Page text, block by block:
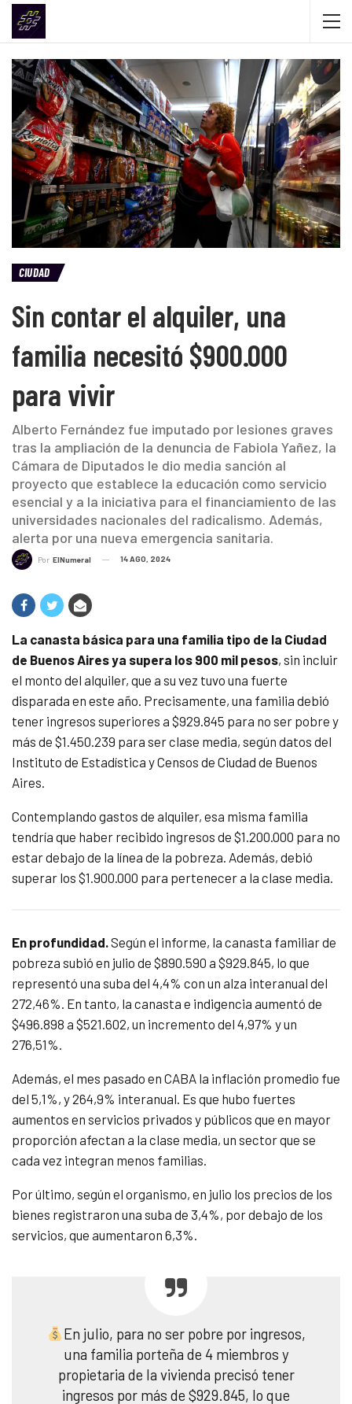
CIUDAD
Sin contar el alquiler, una
familia necesitó $900.000
para vivir
Alberto Fernández fue imputado por lesiones graves
tras la ampliación de la denuncia de Fabiola Yañez, la
Cámara de Diputados le dio media sanción al
proyecto que establece la educación como servicio
esencial y a la iniciativa para el financiamiento de las
universidades nacionales del radicalismo. Además,
alerta por una nueva emergencia sanitaria.
Por ElNumeral 14 AGO, 2024
La canasta básica para una familia tipo de la Ciudad
de Buenos Aires ya supera los 900 mil pesos, sin incluir
el monto del alquiler, que a su vez tuvo una fuerte
disparada en este año. Precisamente, una familia debió
tener ingresos superiores a $929.845 para no ser pobre y
más de $1.450.239 para ser clase media, según datos del
Instituto de Estadística y Censos de Ciudad de Buenos
Aires.
Contemplando gastos de alquiler, esa misma familia
tendría que haber recibido ingresos de $1.200.000 para no
estar debajo de la línea de la pobreza. Además, debió
superar los $1.900.000 para pertenecer a la clase media.
En profundidad.Según el informe, la canasta familiar de
pobreza subió en julio de $890.590 a $929.845, lo que
representó una suba del 4,4% con un alza interanual del
272,46%. En tanto, la canasta e indigencia aumentó de
$496.898 a $521.602, un incremento del 4,97% y un
276,51%.
Además, el mes pasado en CABA la inflación promedio fue
del 5,1%, y 264,9% interanual. Es que hubo fuertes
aumentos en servicios privados y públicos que en mayor
proporción afectan a la clase media, un sector que se
cada vez integran menos familias.
Por último, según el organismo, en julio los precios de los
bienes registraron una suba de 3,4%, por debajo de los
servicios, que aumentaron 6,3%.
En julio, para no ser pobre por ingresos,
una familia porteña de 4 miembros y
propietaria de la vivienda precisó tener
ingresos por más de $929.845, lo que